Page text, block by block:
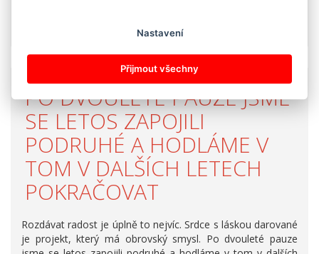
PO DVOULETÉ PAUZE JSME
SE LETOS ZAPOJILI
PODRUHÉ A HODLÁME V
TOM V DALŠÍCH LETECH
POKRAČOVAT
Rozdávat radost je úplně to nejvíc. Srdce s láskou darované
je projekt, který má obrovský smysl. Po dvouleté pauze
Nastavení
Přijmout všechny